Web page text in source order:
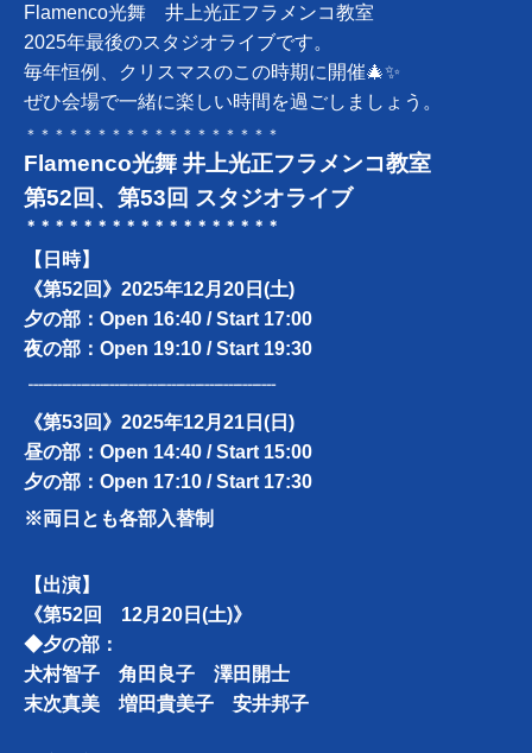
Flamenco光舞 井上光正フラメンコ教室
2025年最後のスタジオライブです。
毎年恒例、クリスマスのこの時期に開催🎄✨
ぜひ会場で一緒に楽しい時間を過ごしましょう。
＊＊＊＊＊＊＊＊＊＊＊＊＊＊＊＊＊＊
Flamenco光舞 井上光正フラメンコ教室
第52回、第53回 スタジオライブ
＊＊＊＊＊＊＊＊＊＊＊＊＊＊＊＊＊＊
【日時】
《第52回》2025年12月20日(土)
夕の部：Open 16:40 / Start 17:00
夜の部：Open 19:10 / Start 19:30
┈┈┈┈┈┈┈┈┈┈┈┈┈
《第53回》2025年12月21日(日)
昼の部：Open 14:40 / Start 15:00
夕の部：Open 17:10 / Start 17:30
※両日とも各部入替制
【出演】
《第52回 12月20日(土)》
◆夕の部：
犬村智子 角田良子 澤田開士
末次真美 増田貴美子 安井邦子